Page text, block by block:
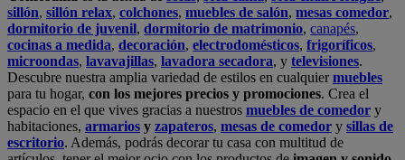
sillón, sillón relax, colchones, muebles de salón, mesas comedor,
dormitorio de juvenil, dormitorio de matrimonio, canapés,
cocinas a medida, decoración, electrodomésticos, frigoríficos,
microondas, lavavajillas, lavadora secadora, y televisiones.
Descubre nuestra amplia variedad de estilos en cualquiermuebles
para tu hogar, con los mejores precios y promociones. Crea el
espacio en el que vives gracias a nuestros muebles de comedor y
habitaciones, armarios y zapateros, mesas de comedor y sillas de
escritorio. Además, podrás decorar tu casa con multitud de